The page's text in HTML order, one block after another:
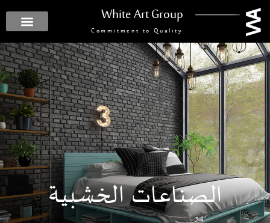
White Art Group
Commitment to Quality
الصناعات الخشبية